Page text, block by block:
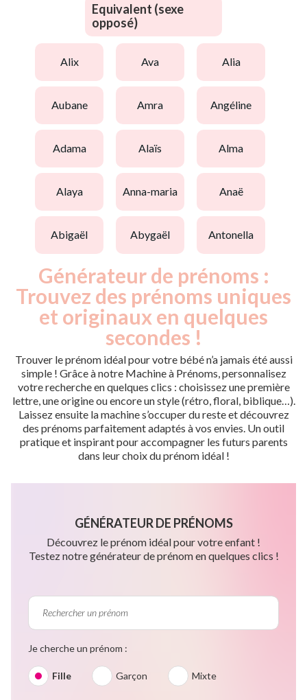
Equivalent (sexe
opposé)
alix ava alia
aubane amra angéline
adama alaïs alma
alaya anna-maria anaë
abigaël abygaël antonella
Générateur de prénoms :
Trouvez des prénoms uniques
et originaux en quelques
secondes !
Trouver le prénom idéal pour votre bébé n’a jamais été aussi
simple ! Grâce à notre Machine à Prénoms, personnalisez
votre recherche en quelques clics : choisissez une première
lettre, une origine ou encore un style (rétro, floral, biblique…).
Laissez ensuite la machine s’occuper du reste et découvrez
des prénoms parfaitement adaptés à vos envies. Un outil
pratique et inspirant pour accompagner les futurs parents
dans leur choix du prénom idéal !
GÉNÉRATEUR DE PRÉNOMS
Découvrez le prénom idéal pour votre enfant !
Testez notre générateur de prénom en quelques clics !
Je cherche un prénom :
Fille Garçon Mixte